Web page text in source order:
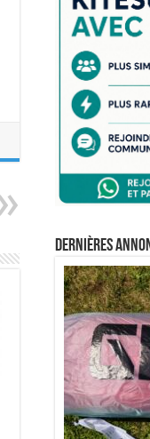
Dernières